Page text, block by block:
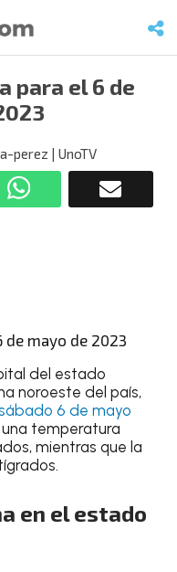
para el 6 de
perez | UnoTV
del estado
noroeste del país,
6 de mayo
temperatura
, mientras que la
en el estado